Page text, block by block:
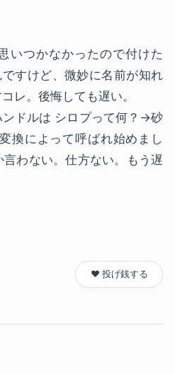
いつかなかったので付けた
すけど、微妙に名前が知れ
レ。後悔しても遅い。
ドルは シロプって何？→砂
換によって呼ばれ始めまし
わない。仕方ない。もう遅
❤️ 投げ銭する